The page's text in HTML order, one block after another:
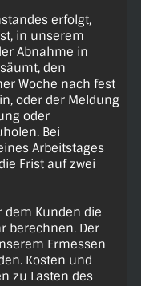
erfolgt,
in unserem
Abnahme in
den
Woche nach fest
oder der Meldung
oder
Bei
Arbeitstages
Frist auf zwei
dem Kunden die
berechnen. Der
Ermessen
Kosten und
zu Lasten des